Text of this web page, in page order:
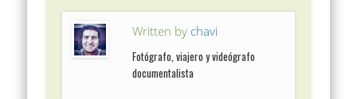
Written by chavi
Fotógrafo, viajero y videógrafo
documentalista